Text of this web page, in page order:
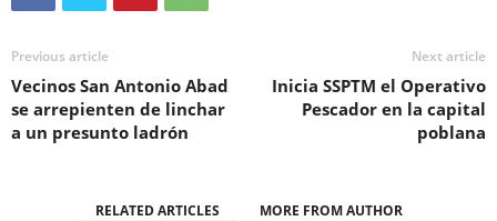
Previous article
Vecinos San Antonio Abad
se arrepienten de linchar
a un presunto ladrón
Next article
Inicia SSPTM el Operativo
Pescador en la capital
poblana
RELATED ARTICLES MORE FROM AUTHOR